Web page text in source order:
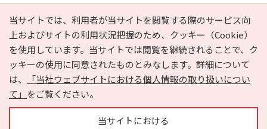
PAGE TOP
当サイトでは、利用者が当サイトを閲覧する際のサービス向
上およびサイトの利用状況把握のため、クッキー（Cookie）
を使用しています。当サイトでは閲覧を継続されることで、ク
ッキーの使用に同意されたものとみなします。詳細について
は、
「当社ウェブサイトにおける個人情報の取り扱いについ
て」 をご覧ください。
当サイトにおける
e-NAVITA（イーナビタ）とは？ お気に入り
ヘルプ
利用規約
個人情報の取り扱いについて
運営会社
サイトマップ
広告掲載に関するお問い合わせ